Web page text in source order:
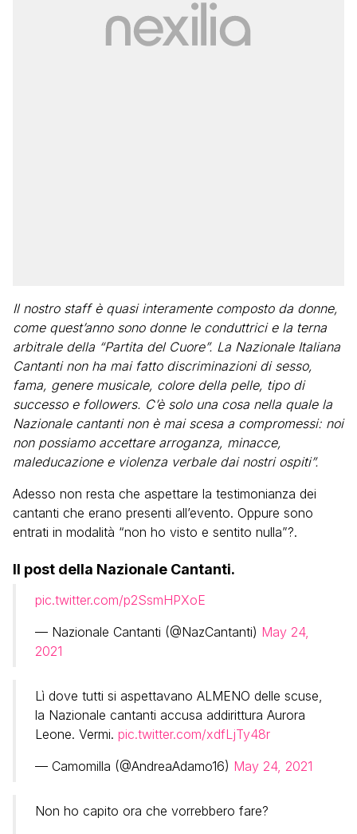
Il nostro staff è quasi interamente composto da donne,
come quest’anno sono donne le conduttrici e la terna
arbitrale della “Partita del Cuore”. La Nazionale Italiana
Cantanti non ha mai fatto discriminazioni di sesso,
fama, genere musicale, colore della pelle, tipo di
successo e followers. C’è solo una cosa nella quale la
Nazionale cantanti non è mai scesa a compromessi: noi
non possiamo accettare arroganza, minacce,
maleducazione e violenza verbale dai nostri ospiti”.
Adesso non resta che aspettare la testimonianza dei
cantanti che erano presenti all’evento. Oppure sono
entrati in modalità “non ho visto e sentito nulla”?.
Il post della Nazionale Cantanti.
pic.twitter.com/p2SsmHPXoE
— Nazionale Cantanti (@NazCantanti) May 24,
2021
Lì dove tutti si aspettavano ALMENO delle scuse,
la Nazionale cantanti accusa addirittura Aurora
Leone. Vermi. pic.twitter.com/xdfLjTy48r
— Camomilla (@AndreaAdamo16) May 24, 2021
Non ho capito ora che vorrebbero fare?